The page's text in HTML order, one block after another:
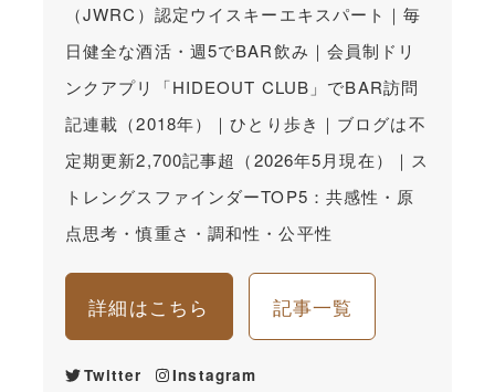
（JWRC）認定ウイスキーエキスパート｜毎
日健全な酒活・週5でBAR飲み｜会員制ドリ
ンクアプリ「HIDEOUT CLUB」でBAR訪問
記連載（2018年）｜ひとり歩き｜ブログは不
定期更新2,700記事超（2026年5月現在）｜ス
トレングスファインダーTOP5：共感性・原
点思考・慎重さ・調和性・公平性
詳細はこちら 記事一覧
Twitter Instagram